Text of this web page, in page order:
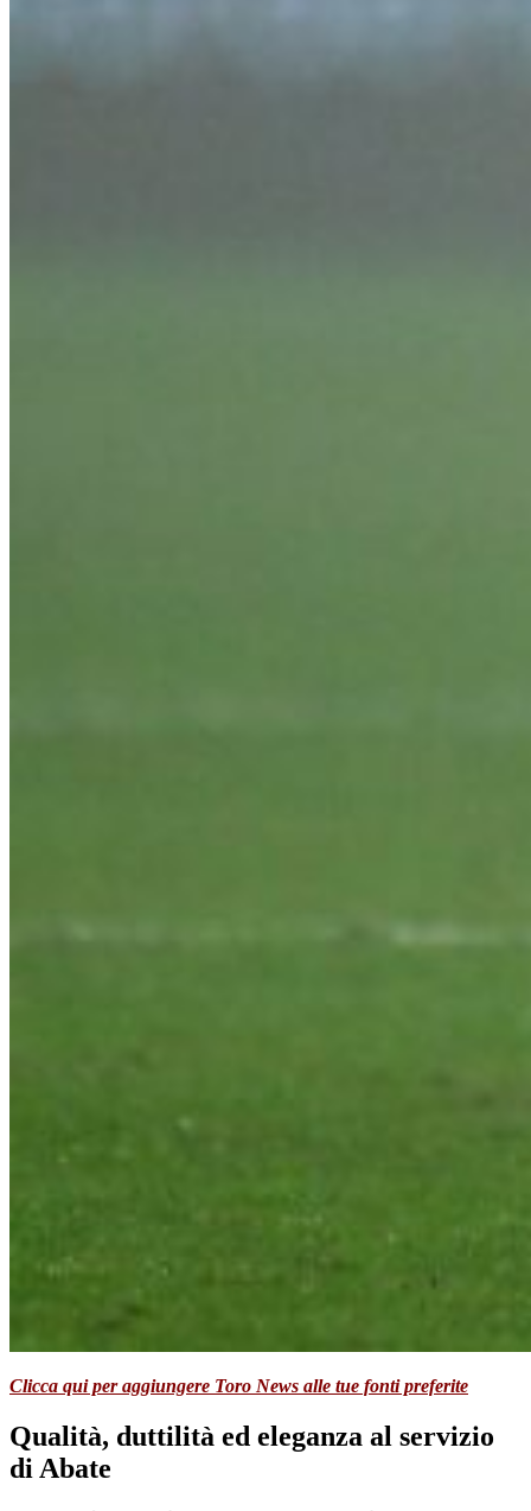
Clicca qui per aggiungere Toro News alle tue fonti preferite
Qualità, duttilità ed eleganza al servizio
di Abate